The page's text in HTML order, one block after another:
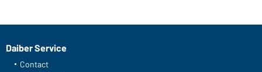
Daiber Service
Contact